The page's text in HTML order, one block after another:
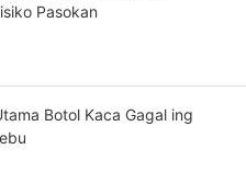
Pasokan
Botol Kaca Gagal ing